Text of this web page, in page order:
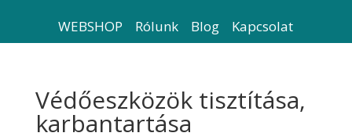
WEBSHOP Rólunk Blog Kapcsolat
Védőeszközök tisztítása,
karbantartása